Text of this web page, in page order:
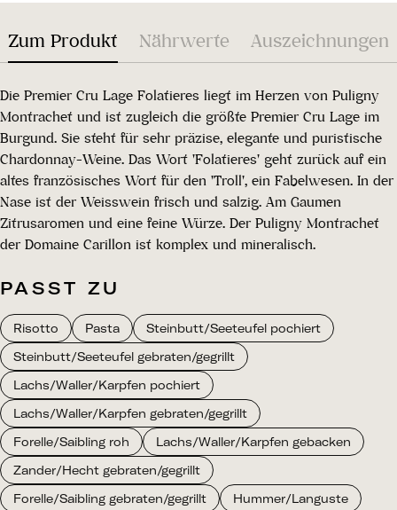
Zum Produkt Nährwerte Auszeichnungen
Die Premier Cru Lage Folatieres liegt im Herzen von Puligny
Montrachet und ist zugleich die größte Premier Cru Lage im
Burgund. Sie steht für sehr präzise, elegante und puristische
Chardonnay-Weine. Das Wort 'Folatieres' geht zurück auf ein
altes französisches Wort für den 'Troll', ein Fabelwesen. In der
Nase ist der Weisswein frisch und salzig. Am Gaumen
Zitrusaromen und eine feine Würze. Der Puligny Montrachet
der Domaine Carillon ist komplex und mineralisch.
PASST ZU
Risotto Pasta
Steinbutt/Seeteufel pochiert
Steinbutt/Seeteufel gebraten/gegrillt
Lachs/Waller/Karpfen pochiert
Lachs/Waller/Karpfen gebraten/gegrillt
Forelle/Saibling roh
Lachs/Waller/Karpfen gebacken
Zander/Hecht gebraten/gegrillt
Forelle/Saibling gebraten/gegrillt
Hummer/Languste